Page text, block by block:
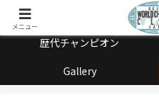
歴代チャンピオン
Gallery
メニュー